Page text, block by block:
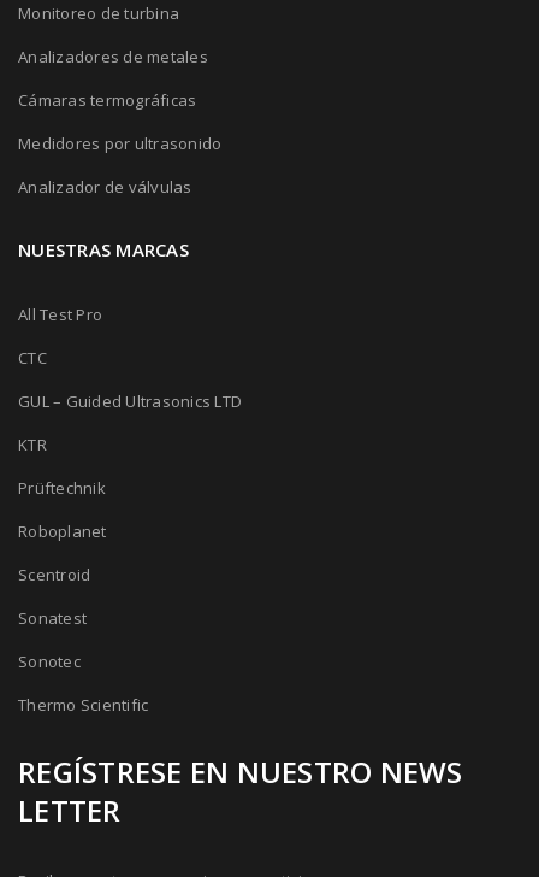
Monitoreo de turbina
Analizadores de metales
Cámaras termográficas
Medidores por ultrasonido
Analizador de válvulas
NUESTRAS MARCAS
All Test Pro
CTC
GUL – Guided Ultrasonics LTD
KTR
Prüftechnik
Roboplanet
Scentroid
Sonatest
Sonotec
Thermo Scientific
REGÍSTRESE EN NUESTRO NEWS
LETTER